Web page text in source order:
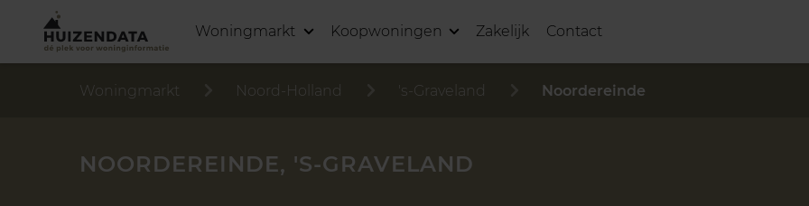
Woningmarkt Koopwoningen Zakelijk Contact
Woningmarkt Noord-Holland 's-Graveland Noordereinde
NOORDEREINDE, 'S-GRAVELAND